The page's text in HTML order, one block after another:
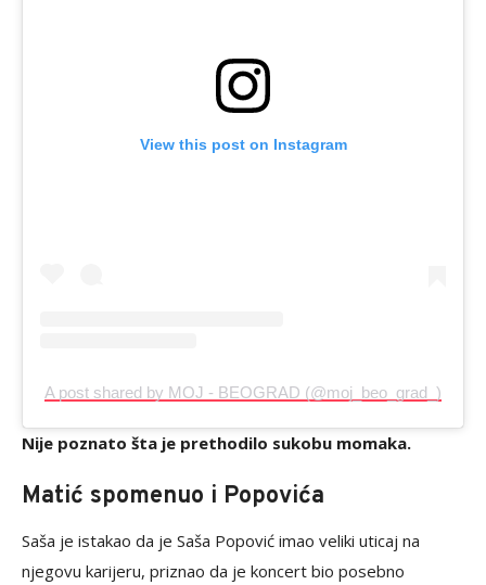
View this post on Instagram
A post shared by MOJ - BEOGRAD (@moj_beo_grad_)
Nije poznato šta je prethodilo sukobu momaka.
Matić spomenuo i Popovića
Saša je istakao da je Saša Popović imao veliki uticaj na
njegovu karijeru, priznao da je koncert bio posebno